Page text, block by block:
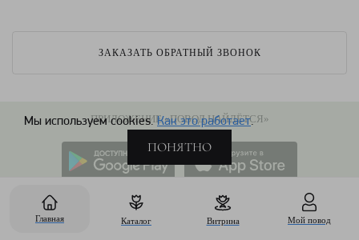
Мы используем cookies.Как это работает.
ПОНЯТНО
ЗАКАЗАТЬ ОБРАТНЫЙ ЗВОНОК
ПРИЛОЖЕНИЕ «ПОВОД НАЙДЁТСЯ»
МЫ В СОЦИАЛЬНЫХ СЕТЯХ
Главная Каталог Витрина Мой повод